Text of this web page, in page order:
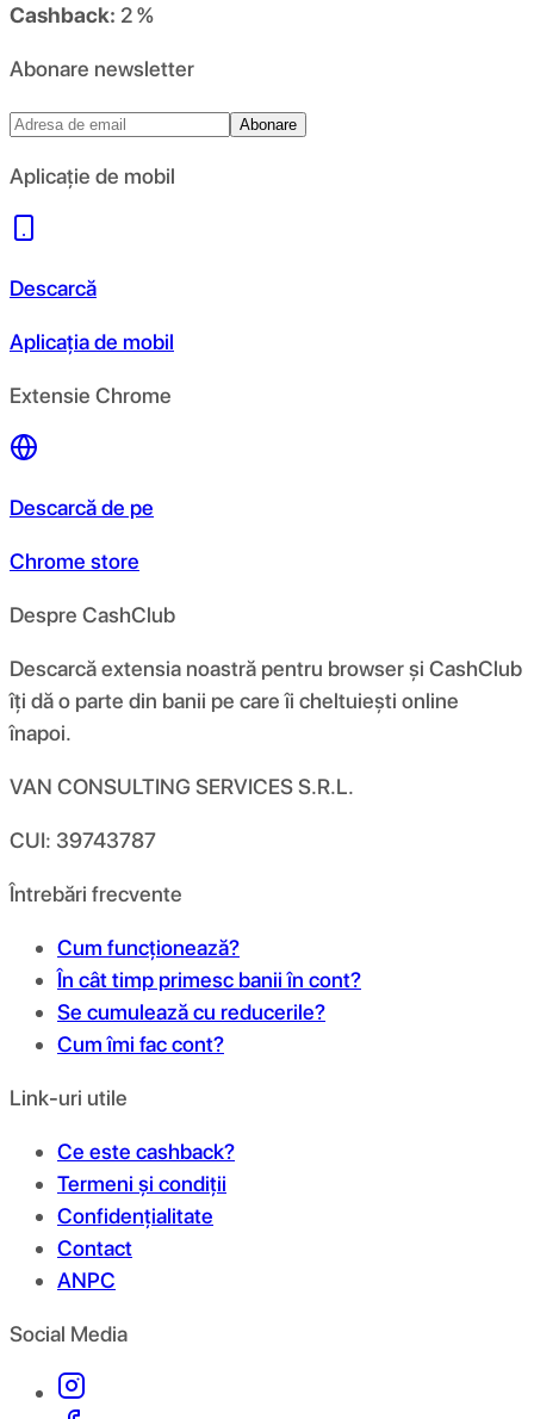
Cashback: 2 %
Abonare newsletter
Abonare
Aplicație de mobil
Descarcă
Aplicația de mobil
Extensie Chrome
Descarcă de pe
Chrome store
Despre CashClub
Descarcă extensia noastră pentru browser și CashClub
îți dă o parte din banii pe care îi cheltuiești online
înapoi.
VAN CONSULTING SERVICES S.R.L.
CUI: 39743787
Întrebări frecvente
Cum funcționează?
În cât timp primesc banii în cont?
Se cumulează cu reducerile?
Cum îmi fac cont?
Link-uri utile
Ce este cashback?
Termeni și condiții
Confidențialitate
Contact
ANPC
Social Media